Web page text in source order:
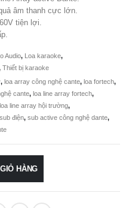
₫.là:
âm thanh cực lớn.
tiện lợi.
Audio, Loa karaoke,
Thiết bị karaoke
, loa array công nghệ cante, loa fortech,
cante, loa line array fortech,
loa line array hội trường,
điện, sub active công nghệ dante,
HÀNG